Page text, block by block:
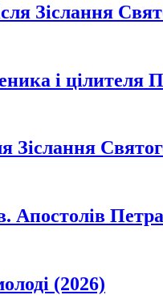
Зіслання
і цілителя
Зіслання
Апостолів
(2026)